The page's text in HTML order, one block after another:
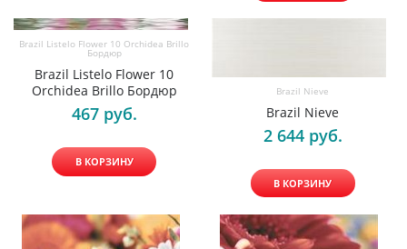
Brazil Listelo Flower 10 Orchidea Brillo
Бордюр
Brazil Listelo Flower 10
Orchidea Brillo Бордюр
467 руб.
В КОРЗИНУ
Brazil Nieve
Brazil Nieve
2 644 руб.
В КОРЗИНУ